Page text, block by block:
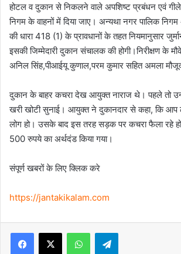
होटल व दुकान से निकलने वाले अपशिष्ट प्रबंधन एवं
निगम के वाहनों में दिया जाए। अन्यथा नगर पालिक
की धारा 418 (1) के प्रावधानों के तहत नियमानुसार
इसकी जिम्मेदारी दुकान संचालक की होगी।निरीक्षण के
अनिल सिंह,पीआईयू कुणाल,परम कुमार सहित अमला
दुकान के बाहर कचरा देख आयुक्त नाराज थे। पहले तो
खरी खोटी सुनाई। आयुक्त ने दुकानदार से कहा, कि आप
लोग हो। उसके बाद इस तरह सड़क पर कचरा फैला
500 रुपये का अर्थदंड किया गया।
संपूर्ण खबरों के लिए क्लिक करे
https://jantakikalam.com
Facebook
X WhatsAppTelegram